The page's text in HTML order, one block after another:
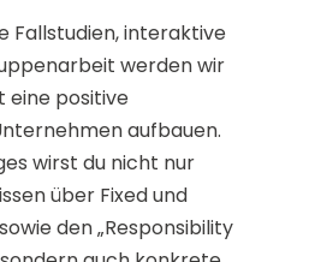
Fallstudien, interaktive
werden wir
eine positive
aufbauen.
wirst du nicht nur
über Fixed und
den „Responsibility